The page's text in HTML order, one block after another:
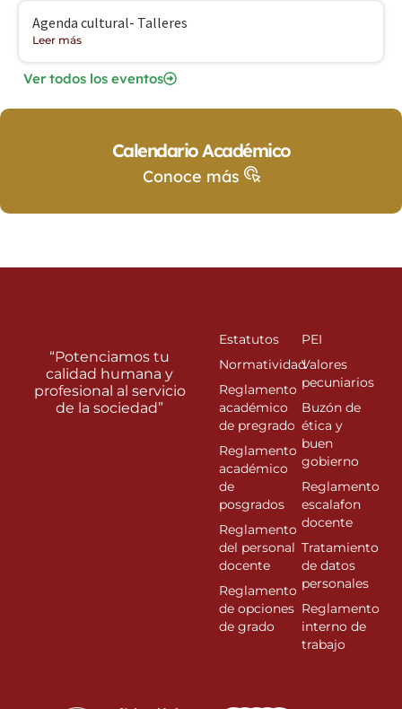
Agenda cultural- Talleres
Leer más
Ver todos los eventos
Calendario Académico
Conoce más
“Potenciamos tu
calidad humana y
profesional al servicio
de la sociedad”
Estatutos
Normatividad
Reglamento
académico
de pregrado
Reglamento
académico
de
posgrados
Reglamento
del personal
docente
Reglamento
de opciones
de grado
PEI
Valores
pecuniarios
Buzón de
ética y
buen
gobierno
Reglamento
escalafon
docente
Tratamiento
de datos
personales
Reglamento
interno de
trabajo